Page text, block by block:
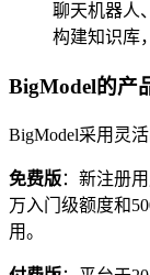
聊天机器人
构建知识库
BigModel的产
BigModel采用灵
免费版：新注册
万入门级额度和
用。